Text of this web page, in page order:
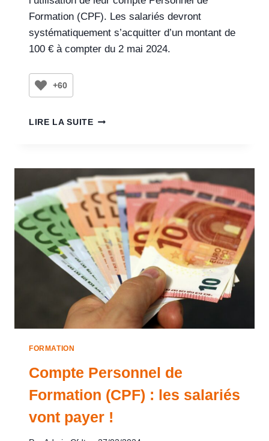
Formation (CPF). Les salariés devront
systématiquement s’acquitter d’un montant de
100 € à compter du 2 mai 2024.
+60
LIRE LA SUITE
FORMATION
Compte Personnel de
Formation (CPF) : les salariés
vont payer !